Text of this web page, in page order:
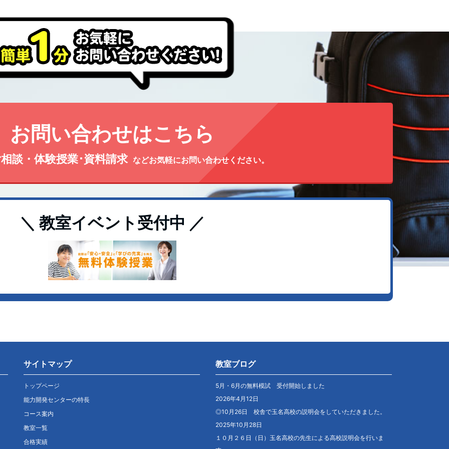
お問い合わせはこちら
談・体験授業･資料請求 などお気軽にお問い合わせください。
＼ 教室イベント受付中 ／
サイトマップ
トップページ
能力開発センターの特長
コース案内
教室一覧
合格実績
教室ブログ
5月・6月の無料模試 受付開始しました
2026年4月12日
◎10月26日 校舎で玉名高校の説明会をしていただきました。
2025年10月28日
１０月２６日（日）玉名高校の先生による高校説明会を行いま